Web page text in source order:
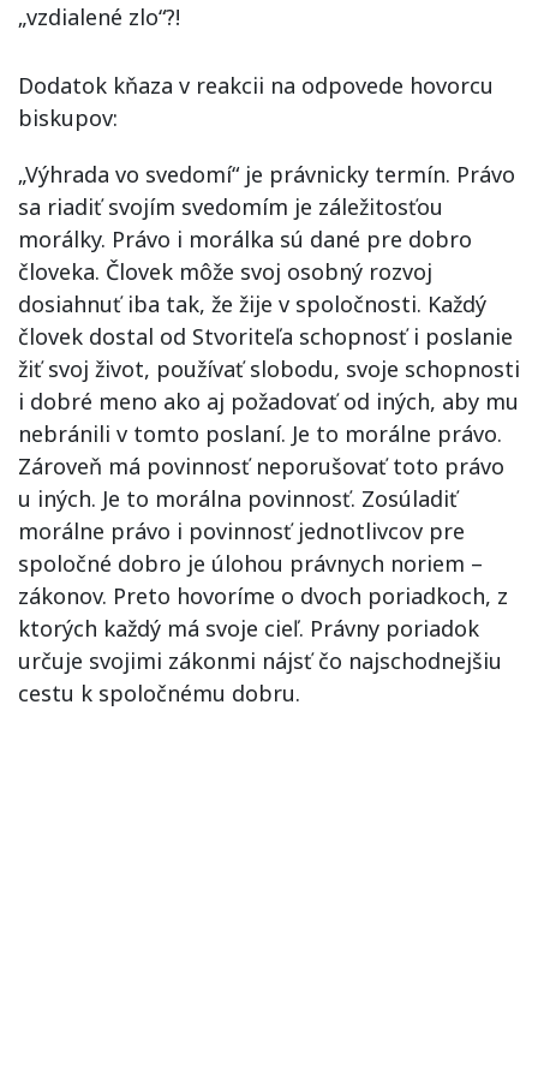
„vzdialené zlo“?!
Dodatok kňaza v reakcii na odpovede hovorcu
biskupov:
„Výhrada vo svedomí“ je právnicky termín. Právo
sa riadiť svojím svedomím je záležitosťou
morálky. Právo i morálka sú dané pre dobro
človeka. Človek môže svoj osobný rozvoj
dosiahnuť iba tak, že žije v spoločnosti. Každý
človek dostal od Stvoriteľa schopnosť i poslanie
žiť svoj život, používať slobodu, svoje schopnosti
i dobré meno ako aj požadovať od iných, aby mu
nebránili v tomto poslaní. Je to morálne právo.
Zároveň má povinnosť neporušovať toto právo
u iných. Je to morálna povinnosť. Zosúladiť
morálne právo i povinnosť jednotlivcov pre
spoločné dobro je úlohou právnych noriem –
zákonov. Preto hovoríme o dvoch poriadkoch, z
ktorých každý má svoje cieľ. Právny poriadok
určuje svojimi zákonmi nájsť čo najschodnejšiu
cestu k spoločnému dobru.